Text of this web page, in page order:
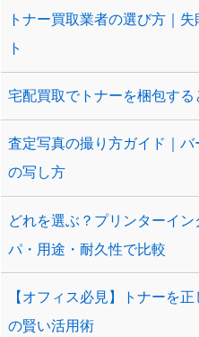
トナー買取業者の選び方｜
ト
宅配買取でトナーを梱包する
査定写真の撮り方ガイド｜
の写し方
どれを選ぶ？プリンターイ
パ・用途・耐久性で比較
【オフィス必見】トナーを
の賢い活用術